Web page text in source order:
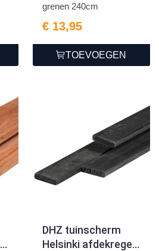
grenen 240cm
€ 13,95
TOEVOEGEN
DHZ tuinscherm
Helsinki afdekregel